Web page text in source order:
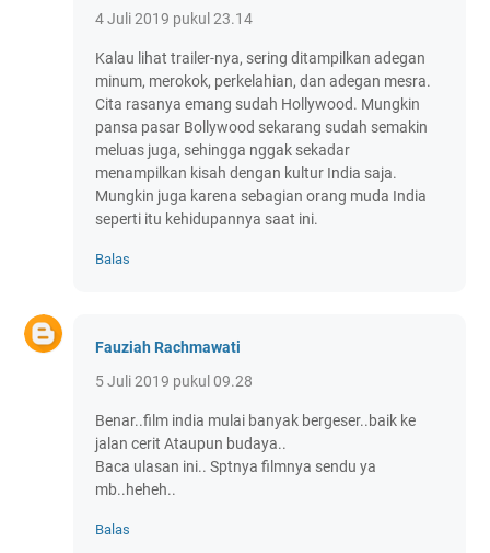
4 Juli 2019 pukul 23.14
Kalau lihat trailer-nya, sering ditampilkan adegan
minum, merokok, perkelahian, dan adegan mesra.
Cita rasanya emang sudah Hollywood. Mungkin
pansa pasar Bollywood sekarang sudah semakin
meluas juga, sehingga nggak sekadar
menampilkan kisah dengan kultur India saja.
Mungkin juga karena sebagian orang muda India
seperti itu kehidupannya saat ini.
Balas
Fauziah Rachmawati
5 Juli 2019 pukul 09.28
Benar..film india mulai banyak bergeser..baik ke
jalan cerit Ataupun budaya..
Baca ulasan ini.. Sptnya filmnya sendu ya
mb..heheh..
Balas